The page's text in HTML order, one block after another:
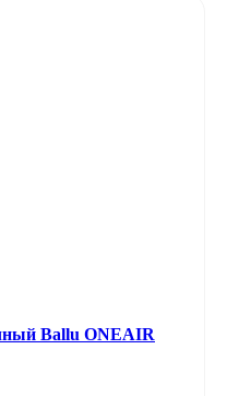
Ballu ONEAIR